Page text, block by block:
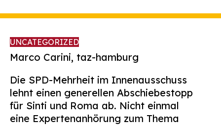
Über Uns
Infos & Broschüren
Archiv
UNCATEGORIZED
Marco Carini, taz-hamburg
Die SPD-Mehrheit im Innenausschuss
lehnt einen generellen Abschiebestopp
für Sinti und Roma ab. Nicht einmal
eine Expertenanhörung zum Thema